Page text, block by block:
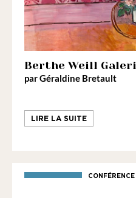
Berthe Weill
par Géraldine Bretault
LIRE LA SUITE
CONFÉRENCE